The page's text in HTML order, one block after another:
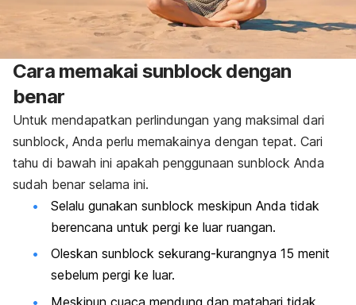
Cara memakai sunblock dengan
benar
Untuk mendapatkan perlindungan yang maksimal dari
sunblock, Anda perlu memakainya dengan tepat. Cari
tahu di bawah ini apakah penggunaan sunblock Anda
sudah benar selama ini.
Selalu gunakan sunblock meskipun Anda tidak
berencana untuk pergi ke luar ruangan.
Oleskan sunblock sekurang-kurangnya 15 menit
sebelum pergi ke luar.
Meskipun cuaca mendung dan matahari tidak